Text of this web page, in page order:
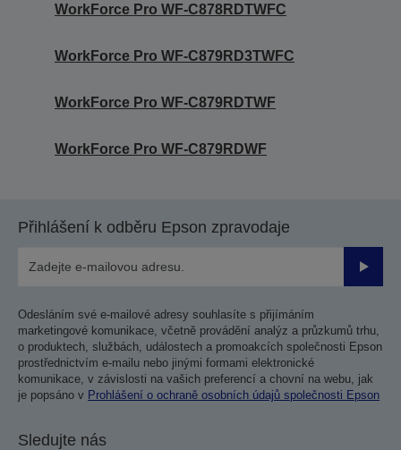
WorkForce Pro WF-C878RDTWFC
WorkForce Pro WF-C879RD3TWFC
WorkForce Pro WF-C879RDTWF
WorkForce Pro WF-C879RDWF
Přihlášení k odběru Epson zpravodaje
Odesláním své e-mailové adresy souhlasíte s přijímáním
marketingové komunikace, včetně provádění analýz a průzkumů trhu,
o produktech, službách, událostech a promoakcích společnosti Epson
prostřednictvím e-mailu nebo jinými formami elektronické
komunikace, v závislosti na vašich preferencí a chovní na webu, jak
je popsáno v Prohlášení o ochraně osobních údajů společnosti Epson
Sledujte nás